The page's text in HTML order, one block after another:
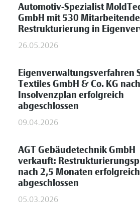
Automotiv-Spezialist
GmbH mit 530
Restrukturierung in
26.05.2026
Eigenverwaltungsverfahren
Textiles GmbH & Co. KG nach
Insolvenzplan erfolgreich
abgeschlossen
09.04.2026
AGT Gebäudetechnik GmbH
verkauft:
nach 2,5 Monaten erfolgreich
abgeschlossen
05.03.2026